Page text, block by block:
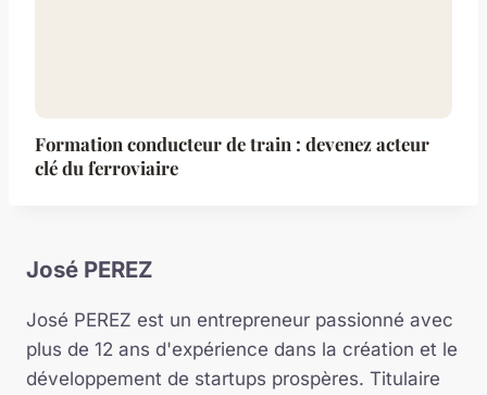
Formation conducteur de train : devenez acteur
clé du ferroviaire
José PEREZ
José PEREZ est un entrepreneur passionné avec
plus de 12 ans d'expérience dans la création et le
développement de startups prospères. Titulaire